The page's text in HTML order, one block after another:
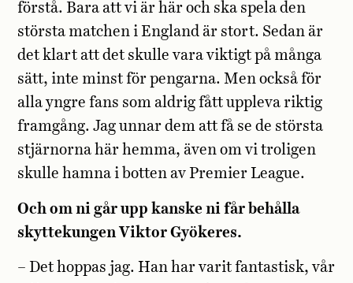
förstå. Bara att vi är här och ska spela den
största matchen i England är stort. Sedan är
det klart att det skulle vara viktigt på många
sätt, inte minst för pengarna. Men också för
alla yngre fans som aldrig fått uppleva riktig
framgång. Jag unnar dem att få se de största
stjärnorna här hemma, även om vi troligen
skulle hamna i botten av Premier League.
Och om ni går upp kanske ni får behålla
skyttekungen Viktor Gyökeres.
– Det hoppas jag. Han har varit fantastisk, vår